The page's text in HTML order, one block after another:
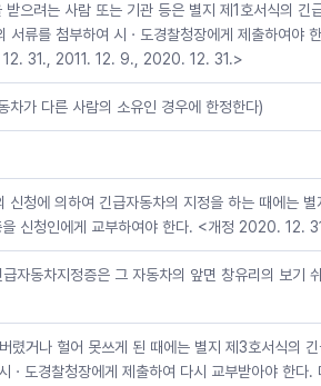
받으려는 사람 또는 기관 등은 별지 제1호서식의 긴
서류를 첨부하여 시ㆍ도경찰청장에게 제출하여야
31., 2011. 12. 9., 2020. 12. 31.>
차가 다른 사람의 소유인 경우에 한정한다)
신청에 의하여 긴급자동차의 지정을 하는 때에는 별
을 신청인에게 교부하여야 한다. <개정 2020. 12.
자동차지정증은 그 자동차의 앞면 창유리의 보기
렸거나 헐어 못쓰게 된 때에는 별지 제3호서식의
ㆍ도경찰청장에게 제출하여 다시 교부받아야 한다.